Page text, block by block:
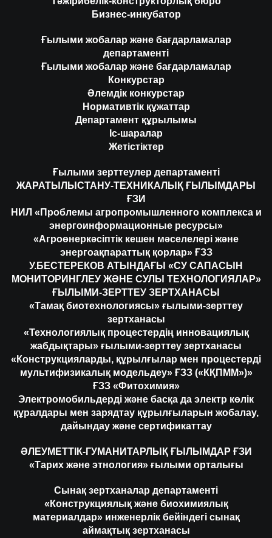
Бизнес-инкубатор
Ғылыми жобалар және бағдарламалар
департаменті
Ғылыми жобалар және бағдарламалар
Конкурстар
Әлемдік конкурстар
Нормативтік құжаттар
Департамент құрылымы
Іс-шаралар
Жетістіктер
Ғылыми зерттеулер департаменті
ЖАРАТЫЛЫСТАНУ-ТЕХНИКАЛЫҚ ҒЫЛЫМДАРЫ
ҒЗИ
НИЛ «Проблемы агропромышленного комплекса и
энергоинформационные ресурсы»
«Агроөнеркәсіптік кешен мәселелері және
энергоақпараттық қорлар» ҒЗЗ
У.БЕСТЕРЕКОВ АТЫНДАҒЫ «СУ САПАСЫН
МОНИТОРИНГЛЕУ ЖӘНЕ СУЛЫ ТЕХНОЛОГИЯЛАР»
ҒЫЛЫМИ-ЗЕРТТЕУ ЗЕРТХАНАСЫ
«Тамақ биотехнологиясы» ғылыми-зерттеу
зертханасы
«Технологиялық процестердің инновациялық
жабдықтары» ғылыми-зерттеу зертханасы
«Конструкцияларды, құрылғылар мен процестерді
мультифизикалық модельдеу» ҒЗЗ («КҚПММ»)»
ҒЗЗ «Фитохимия»
Электромобильдерді және басқа да электр көлік
құралдары мен зарядтау құрылғыларын жобалау,
дайындау және сертификаттау
ӘЛЕУМЕТТІК-ГУМАНИТАРЛЫҚ ҒЫЛЫМДАР ҒЗИ
«Тарих және этнология» ғылыми орталығы
Сынақ зертханалар департаменті
«Конструкциялық және биохимиялық
материалдар» инженерлік бейіндегі сынақ
аймақтық зертханасы